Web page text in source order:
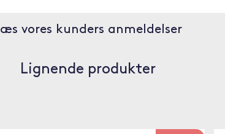
vores kunders anmeldelser
Lignende produkter